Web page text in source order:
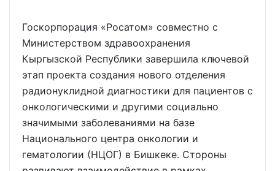
Госкорпорация «Росатом» совместно с
Министерством здравоохранения
Кыргызской Республики завершила ключевой
этап проекта создания нового отделения
радионуклидной диагностики для пациентов с
онкологическими и другими социально
значимыми заболеваниями на базе
Национального центра онкологии и
гематологии (НЦОГ) в Бишкеке. Стороны